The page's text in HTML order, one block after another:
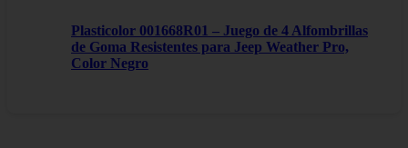
Plasticolor 001668R01 – Juego de 4 Alfombrillas
de Goma Resistentes para Jeep Weather Pro,
Color Negro